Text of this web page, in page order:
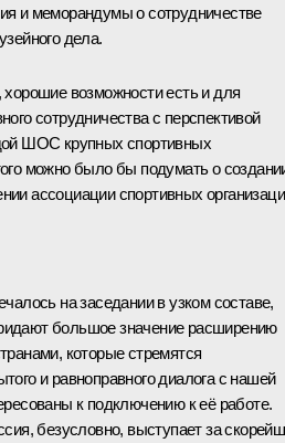
и меморандумы о сотрудничестве
дела.
хорошие возможности есть и для
сотрудничества с перспективой
ШОС крупных спортивных
можно было бы подумать о
ассоциации спортивных
на заседании в узком составе,
большое значение расширению
которые стремятся
и равноправного диалога с нашей
к подключению к её работе.
безусловно, выступает за